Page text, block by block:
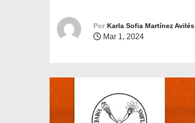
Por Karla Sofia Martínez Avilés
Mar 1, 2024